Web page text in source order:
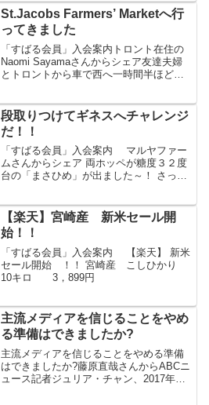
ング船、マグロゲットした船も有ります
よ～。 明日、...
St.Jacobs Farmers’ Marketへ行
ってきました
「すばる会員」入会案内トロント在住の
Naomi Sayamaさんからシェア友達夫婦
とトロントから車で西へ一時間半ほどの
Farmers' Marke...
段取りつけてギネスへチャレンジ
だ！！
「すばる会員」入会案内 マルヤファー
ムさんからシェア 両ホッペが糖度３２度
台の「まさひめ」が出ました～！ さっそ
度以上の数値が計測されればギネスブッ
クに登録申請しま...
【楽天】宮崎産 新米セール開
始！！
「すばる会員」入会案内 【楽天】 新米
セール開始 ！！ 宮崎産 こしひかり
10キロ 3，899円
主流メディアを信じることをやめ
る準備はできましたか?
主流メディアを信じることをやめる準備
はできましたか?藤原直哉さんからABCニ
ュース記者ジュリア・チャン、2017年：